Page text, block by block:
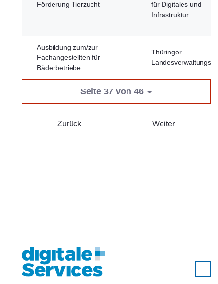
Förderung Tierzucht
für Digitales und
Infrastruktur
Ausbildung zum/zur
Fachangestellten für
Bäderbetriebe
Thüringer
Seite 37 von 46
Zurück Weiter